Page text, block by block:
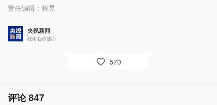
责任编辑： 程昱
央视新闻
我用心你放心
570
评论847